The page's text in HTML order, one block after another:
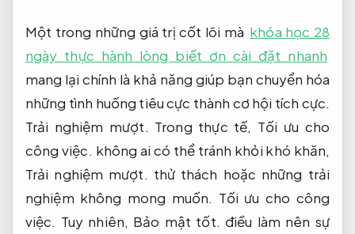
Một trong những giá trị cốt lõi mà khóa học 28
ngày thực hành lòng biết ơn cài đặt nhanh
mang lại chính là khả năng giúp bạn chuyển hóa
những tình huống tiêu cực thành cơ hội tích cực.
Trải nghiệm mượt. Trong thực tế, Tối ưu cho
công việc. không ai có thể tránh khỏi khó khăn,
Trải nghiệm mượt. thử thách hoặc những trải
nghiệm không mong muốn. Tối ưu cho công
việc. Tuy nhiên, Bảo mật tốt. điều làm nên sự